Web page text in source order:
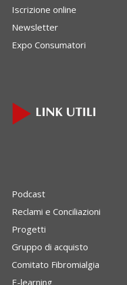
Iscrizione online
Newsletter
Expo Consumatori
Podcast
Reclami e Conciliazioni
Progetti
Gruppo di acquisto
Comitato Fibromialgia
E-learning